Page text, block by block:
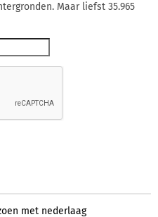
Maar liefst 35.965
met nederlaag